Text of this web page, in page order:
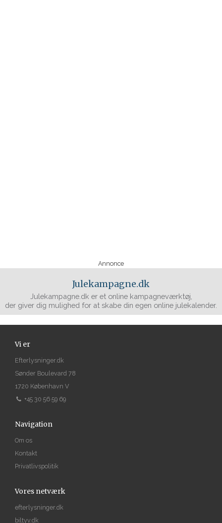
Annonce
Julekampagne.dk
Julekampagne.dk er et online kampagneværktøj,
der giver dig mulighed for at skabe din egen online julekalender.
Vi er
Efterlysninger.dk
Sønder Boulevard 78
1720 København V
+45 30 56 59 69
Navigation
Om os
Kontakt
Privatlivspolitik
Vores netværk
efterlysninger.dk
biltyv.dk